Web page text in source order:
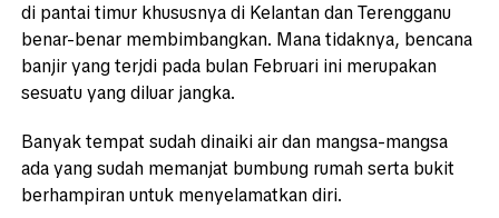
di pantai timur khususnya di Kelantan dan Terengganu
benar-benar membimbangkan. Mana tidaknya, bencana
banjir yang terjdi pada bulan Februari ini merupakan
sesuatu yang diluar jangka.
Banyak tempat sudah dinaiki air dan mangsa-mangsa
ada yang sudah memanjat bumbung rumah serta bukit
berhampiran untuk menyelamatkan diri.